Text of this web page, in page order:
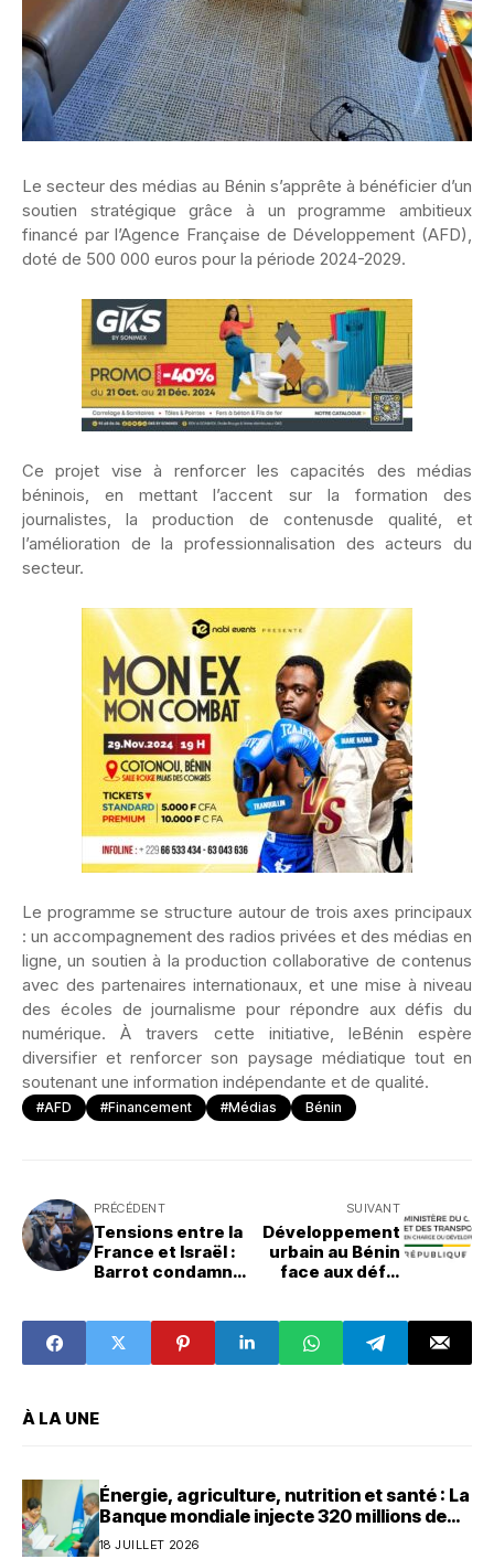
Le secteur des médias au Bénin s’apprête à bénéficier d’un
soutien stratégique grâce à un programme ambitieux
financé par l’Agence Française de Développement (AFD),
doté de 500 000 euros pour la période 2024-2029.
Ce projet vise à renforcer les capacités des médias
béninois, en mettant l’accent sur la formation des
journalistes, la production de contenusde qualité, et
l’amélioration de la professionnalisation des acteurs du
secteur.
Le programme se structure autour de trois axes principaux
: un accompagnement des radios privées et des médias en
ligne, un soutien à la production collaborative de contenus
avec des partenaires internationaux, et une mise à niveau
des écoles de journalisme pour répondre aux défis du
numérique. À travers cette initiative, leBénin espère
diversifier et renforcer son paysage médiatique tout en
soutenant une information indépendante et de qualité.
#AFD #Financement #Médias Bénin
PRÉCÉDENT
Tensions entre la
France et Israël :
Barrot condamne
dans un domaine
français
SUIVANT
Développement
urbain au Bénin
face aux défis
d’urbanisme pour
16 communes
À LA UNE
Énergie, agriculture, nutrition et santé : La
Banque mondiale injecte 320 millions de
dollars au Bénin
18 JUILLET 2026